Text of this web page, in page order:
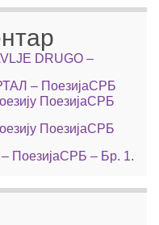
DRUGO –
– ПоезијаСРБ
ПоезијаСРБ
ПоезијаСРБ
– ПоезијаСРБ – Бр. 1.